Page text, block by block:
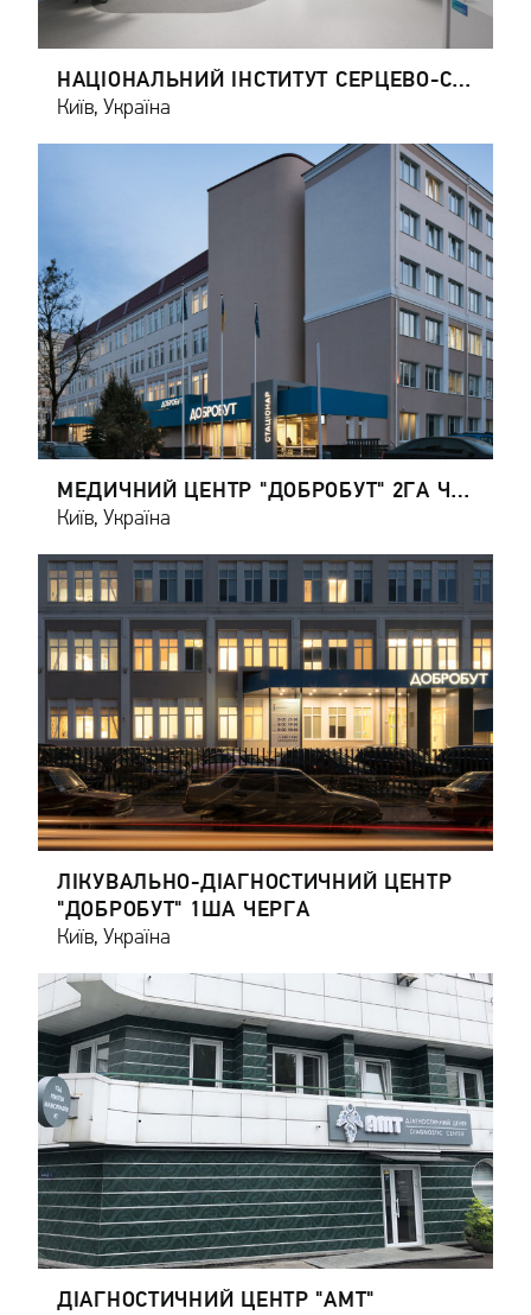
НАЦІОНАЛЬНИЙ ІНСТИТУТ СЕРЦЕВО-СУДИННОЇ ХІРУРГІЇ ІМЕНІ М.М. АМОСОВА НАЦІОНАЛЬНОЇ АКАДЕМІЇ МЕДИЧНИХ НАУК УКРАЇНИ
Київ, Україна
МЕДИЧНИЙ ЦЕНТР "ДОБРОБУТ" 2ГА ЧЕРГА
Київ, Україна
ЛІКУВАЛЬНО-ДІАГНОСТИЧНИЙ ЦЕНТР
"ДОБРОБУТ" 1ША ЧЕРГА
Київ, Україна
ДІАГНОСТИЧНИЙ ЦЕНТР "АМТ"